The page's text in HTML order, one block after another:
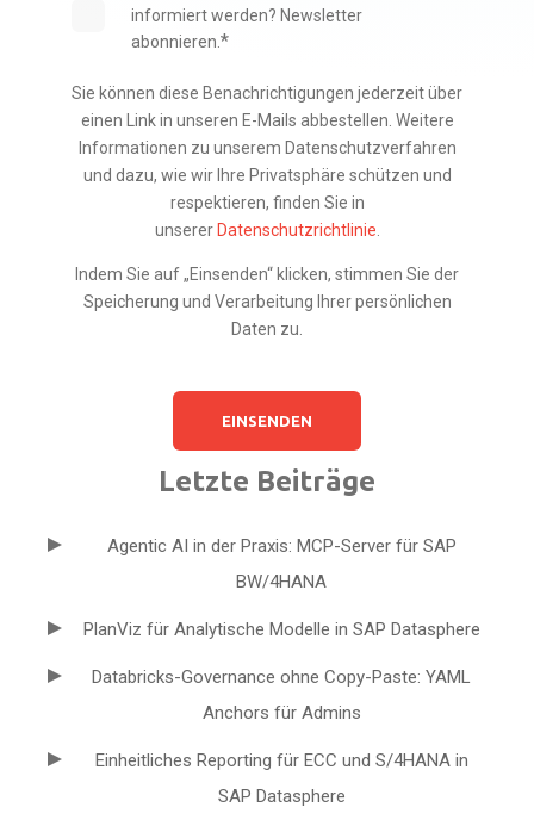
informiert werden? Newsletter
abonnieren. *
Sie können diese Benachrichtigungen jederzeit über
einen Link in unseren E-Mails abbestellen. Weitere
Informationen zu unserem Datenschutzverfahren
und dazu, wie wir Ihre Privatsphäre schützen und
respektieren, finden Sie in
unserer Datenschutzrichtlinie
Indem Sie auf „Einsenden“ klicken, stimmen Sie der
Speicherung und Verarbeitung Ihrer persönlichen
Daten zu.
Letzte Beiträge
Agentic AI in der Praxis: MCP-Server für SAP
BW/4HANA
PlanViz für Analytische Modelle in SAP Datasphere
Databricks-Governance ohne Copy-Paste: YAML
Anchors für Admins
Einheitliches Reporting für ECC und S/4HANA in
SAP Datasphere